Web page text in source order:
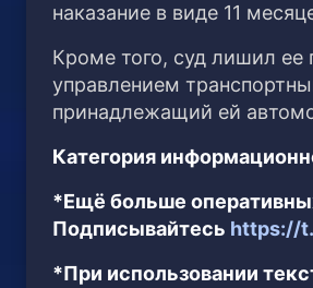
наказание в виде 11
Кроме того, суд лишил ее
управлением
принадлежащий ей
Категория
*Ещё больше
Подписывайтесь https://
*При использовании